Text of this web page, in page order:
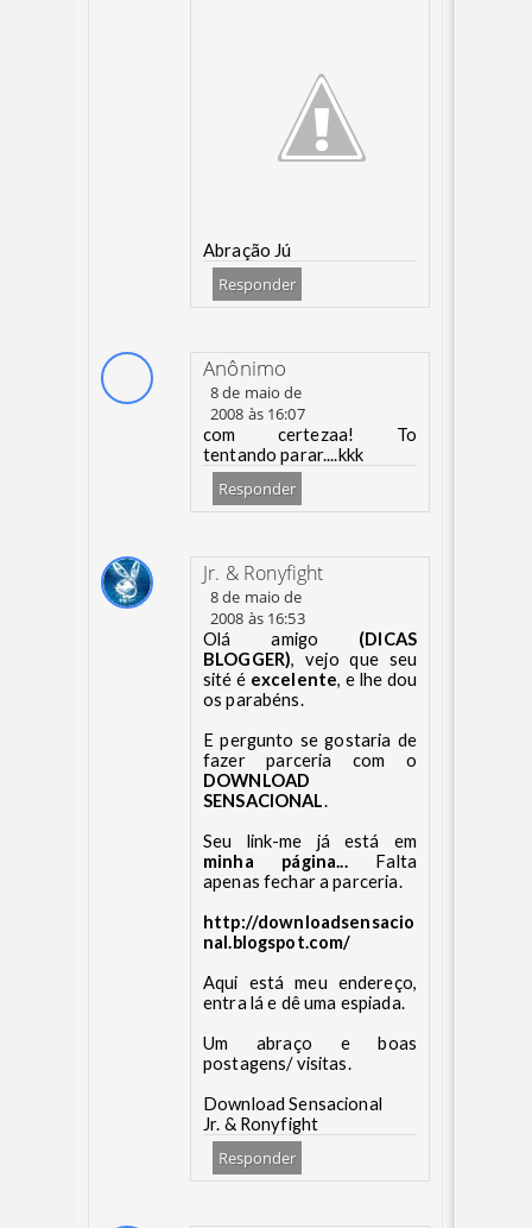
Abração Jú
Responder
Anônimo
8 de maio de
2008 às 16:07
com certezaa! To
tentando parar....kkk
Responder
Jr. & Ronyfight
8 de maio de
2008 às 16:53
Olá amigo (DICAS
BLOGGER), vejo que seu
sité é excelente, e lhe dou
os parabéns.
E pergunto se gostaria de
fazer parceria com o
DOWNLOAD
SENSACIONAL.
Seu link-me já está em
minha página...Falta
apenas fechar a parceria.
http://downloadsensacio
nal.blogspot.com/
Aqui está meu endereço,
entra lá e dê uma espiada.
Um abraço e boas
postagens/ visitas.
Download Sensacional
Jr. & Ronyfight
Responder